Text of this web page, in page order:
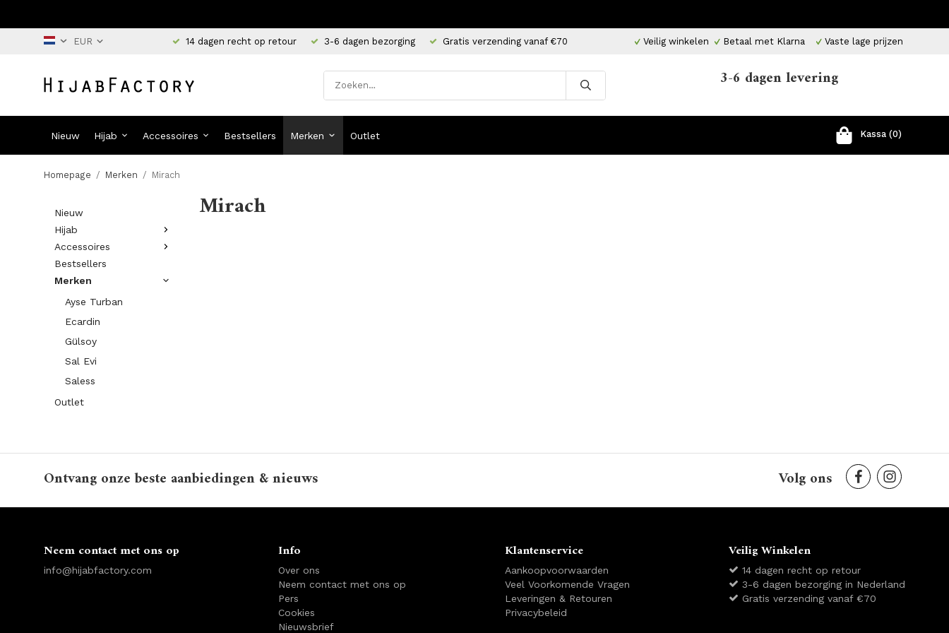
14 dagen recht op retour 3-6 dagen bezorging Gratis verzending vanaf €70 Veilig winkelen Betaal met Klarna Vaste lage prijzen
3-6 dagen levering
Nieuw Hijab Accessoires Bestsellers Merken Outlet Kassa (0)
Homepage / Merken / Mirach
Nieuw
Hijab
Accessoires
Bestsellers
Merken
Ayse Turban
Ecardin
Gülsoy
Sal Evi
Saless
Outlet
Mirach
Ontvang onze beste aanbiedingen & nieuws Volg ons
Neem contact met ons op
info@hijabfactory.com
Info
Over ons
Neem contact met ons op
Pers
Cookies
Nieuwsbrief
Klantenservice
Aankoopvoorwaarden
Veel Voorkomende Vragen
Leveringen & Retouren
Privacybeleid
Veilig Winkelen
14 dagen recht op retour
3-6 dagen bezorging in Nederland
Gratis verzending vanaf €70